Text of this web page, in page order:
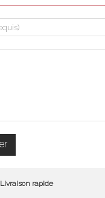
Livraison rapide